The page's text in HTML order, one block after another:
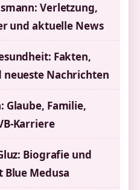
Verletzung,
und aktuelle News
Fakten,
neueste Nachrichten
Glaube, Familie,
Karriere
Biografie und
Blue Medusa